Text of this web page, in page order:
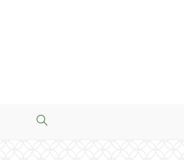
Toggle
Website